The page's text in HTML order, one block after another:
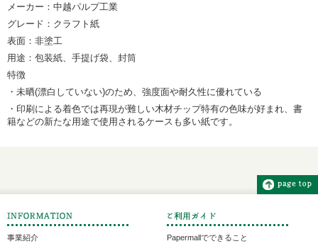
メーカー：中越パルプ工業
グレード：クラフト紙
表面：非塗工
用途：包装紙、手提げ袋、封筒
特徴
・未晒(漂白していない)のため、強度面や耐久性に優れている
・印刷による着色では再現が難しい木材チップ特有の色味が好まれ、書
籍などの新たな用途で使用されるケースも多い紙です。
事業紹介 Papermallでできること